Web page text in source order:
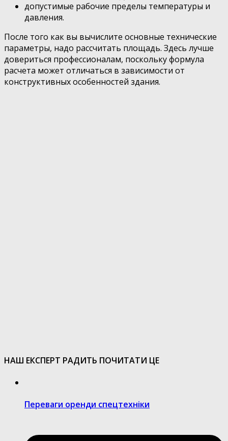
допустимые рабочие пределы температуры и
давления.
После того как вы вычислите основные технические
параметры, надо рассчитать площадь. Здесь лучше
довериться профессионалам, поскольку формула
расчета может отличаться в зависимости от
конструктивных особенностей здания.
НАШ ЕКСПЕРТ РАДИТЬ ПОЧИТАТИ ЦЕ
Переваги оренди спецтехніки